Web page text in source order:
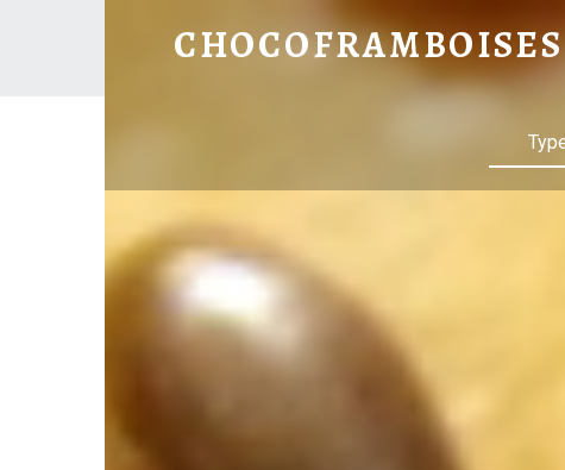
« Y’A UN TROU LÀ MAIS Y’A RIEN LA DEDANS ! » : BUNS FOURRÉS AUX LÉGUMES – CHOCOFRAMBOISES
CHOCOFRAMBOISES
Search